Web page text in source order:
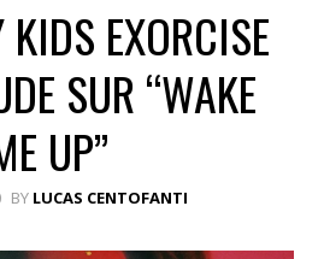
EXORCISE
SUR “WAKE
UP”
BY LUCAS CENTOFANTI